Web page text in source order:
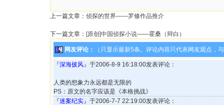
上一篇文章： 侦探的世界——罗修作品推介
下一篇文章： [原创]中国侦探小说——霍桑（辩白）
网友评论： （只显示最新5条。评论内容只代表网友观点，
『深海披风』于2006-8-9 16:18:00发表评论：
人类的想象力永远都是无限的
PS：原文的名字应该是《本格挑战》
『迷案纪实』于2006-7-7 22:19:00发表评论：